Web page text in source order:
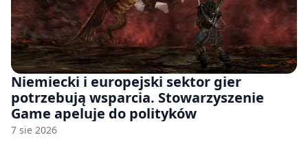
Niemiecki i europejski sektor gier
potrzebują wsparcia. Stowarzyszenie
Game apeluje do polityków
7 sie 2026